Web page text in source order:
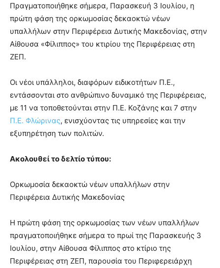
Πραγματοποιήθηκε σήμερα, Παρασκευή 3 Ιουλίου, η
πρώτη φάση της ορκωμοσίας δεκαοκτώ νέων
υπαλλήλων στην Περιφέρεια Δυτικής Μακεδονίας, στην
Αίθουσα «Φίλιππος» του κτιρίου της Περιφέρειας στη
ΖΕΠ.
Οι νέοι υπάλληλοι, διαφόρων ειδικοτήτων Π.Ε.,
εντάσσονται στο ανθρώπινο δυναμικό της Περιφέρειας,
με 11 να τοποθετούνται στην Π.Ε. Κοζάνης και 7 στην
Π.Ε. Φλώρινας, ενισχύοντας τις υπηρεσίες και την
εξυπηρέτηση των πολιτών.
Ακολουθεί το δελτίο τύπου:
Ορκωμοσία δεκαοκτώ νέων υπαλλήλων στην
Περιφέρεια Δυτικής Μακεδονίας
Η πρώτη φάση της ορκωμοσίας των νέων υπαλλήλων
πραγματοποιήθηκε σήμερα το πρωί της Παρασκευής 3
Ιουλίου, στην Αίθουσα Φίλιππος στο κτίριο της
Περιφέρειας στη ΖΕΠ, παρουσία του Περιφερειάρχη